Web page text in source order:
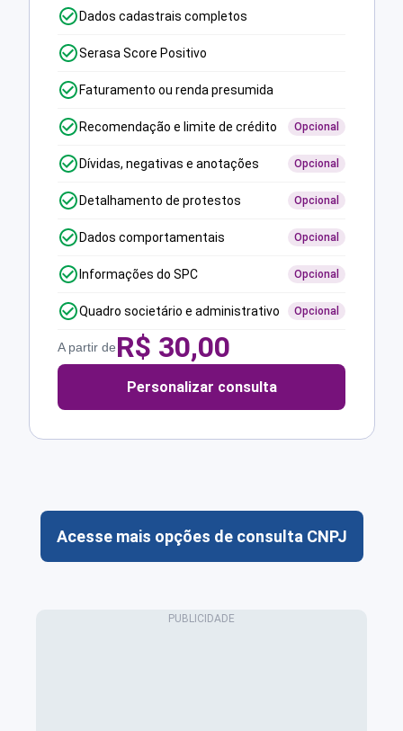
Dados cadastrais completos
Serasa Score Positivo
Faturamento ou renda presumida
Recomendação e limite de crédito Opcional
Dívidas, negativas e anotações Opcional
Detalhamento de protestos Opcional
Dados comportamentais Opcional
Informações do SPC Opcional
Quadro societário e administrativo Opcional
A partir deR$ 30,00
Personalizar consulta
Acesse mais opções de consulta CNPJ